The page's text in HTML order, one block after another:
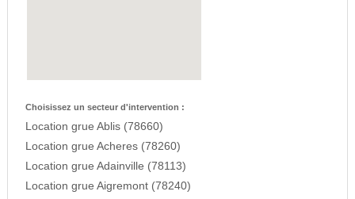
Choisissez un secteur d'intervention :
Location grue Ablis (78660)
Location grue Acheres (78260)
Location grue Adainville (78113)
Location grue Aigremont (78240)